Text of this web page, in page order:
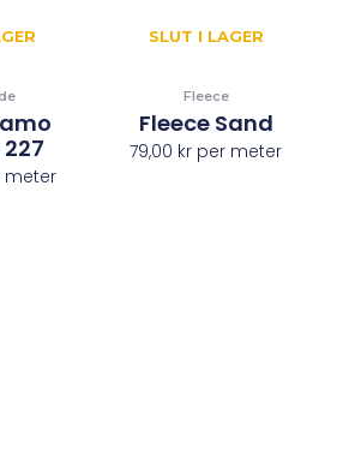
SLUT I LAGER
Fleece
Fleece Sand
79,00 kr per meter